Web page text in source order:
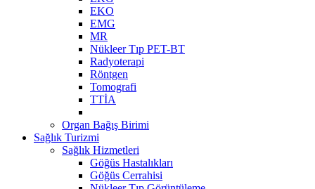
EKO
EMG
MR
Nükleer Tıp PET-BT
Radyoterapi
Röntgen
Tomografi
TTİA
Organ Bağış Birimi
Sağlık Turizmi
Sağlık Hizmetleri
Göğüs Hastalıkları
Göğüs Cerrahisi